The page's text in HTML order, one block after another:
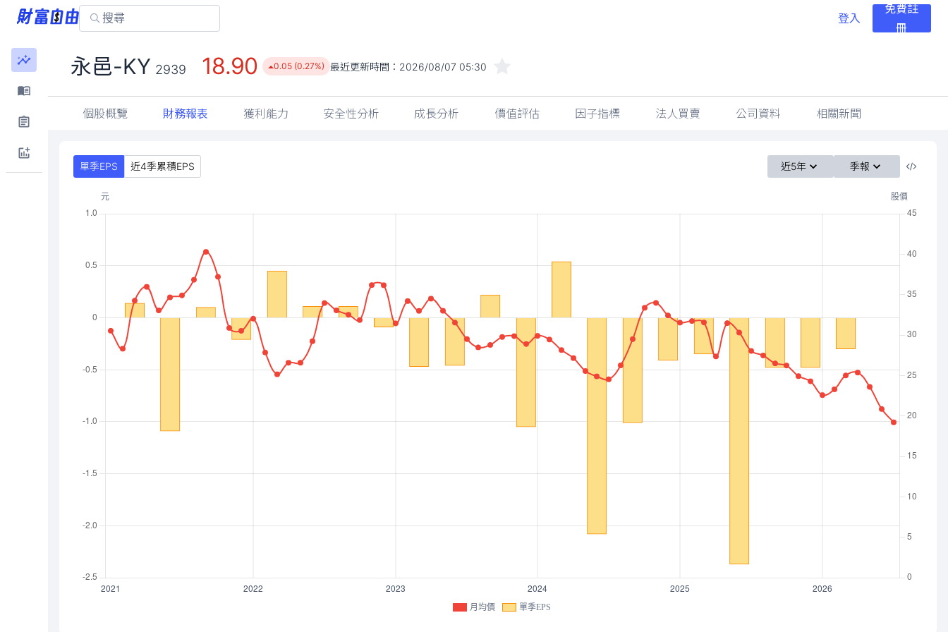
登入
免費註
冊
永邑-KY 2939 18.90 0.05 (0.27%) 最近更新時間： 2026/08/07 05:30
個股概覽 財務報表 獲利能力 安全性分析 成長分析 價值評估 因子指標 法人買賣 公司資料 相關新聞
單季EPS 近4季累積EPS 近5年 季報
月均價 單季EPS